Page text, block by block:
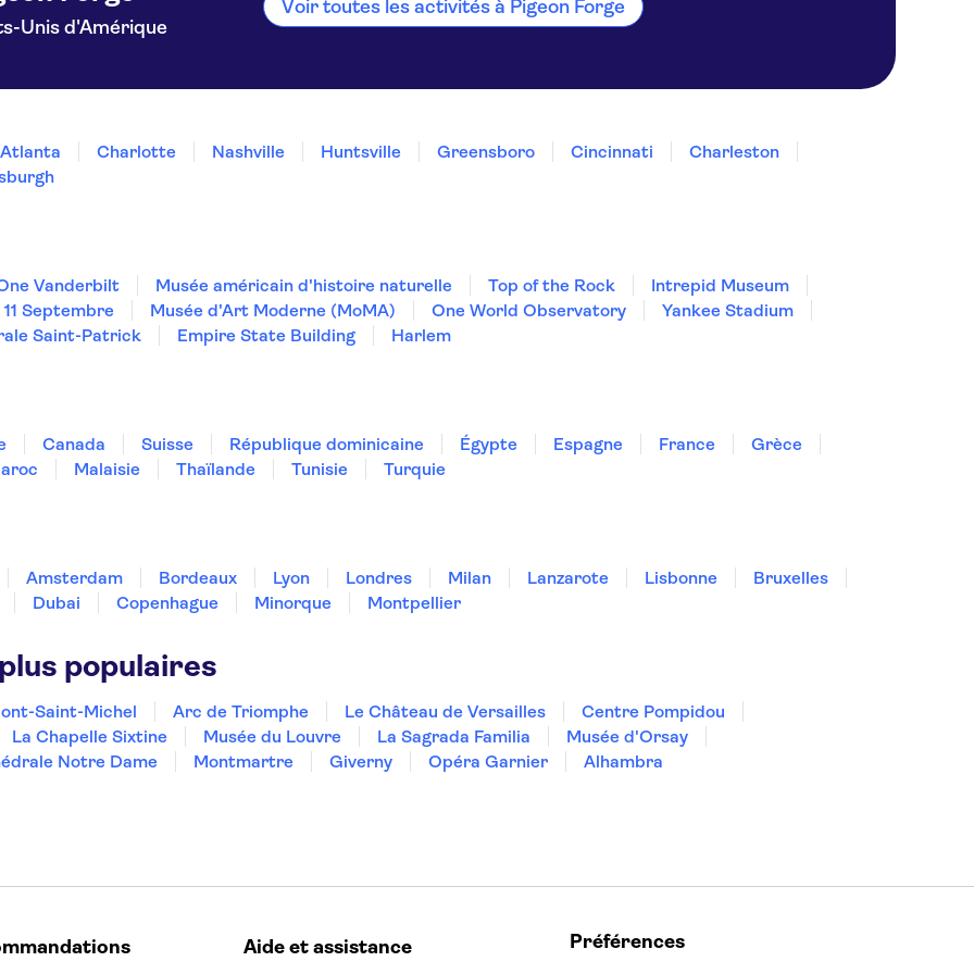
Unis d'Amérique
Voir toutes les activités à Pigeon Forge
Atlanta Charlotte Nashville Huntsville Greensboro Cincinnati
Charleston
Vanderbilt Musée américain d'histoire naturelle Top of the Rock
Intrepid Museum
Septembre
Musée d'Art Moderne (MoMA) One World Observatory
Yankee Stadium
Saint-Patrick
Empire State Building Harlem
Canada Suisse République dominicaine Égypte Espagne France
Grèce
Malaisie Thaïlande Tunisie Turquie
Amsterdam Bordeaux Lyon Londres Milan Lanzarote Lisbonne
Bruxelles
Dubai
Copenhague Minorque Montpellier
populaires
Saint-Michel Arc de Triomphe Le Château de Versailles
Centre Pompidou
La Chapelle Sixtine
Musée du Louvre La Sagrada Familia
Musée d'Orsay
Notre Dame
Montmartre Giverny Opéra Garnier Alhambra
Aide et assistance Préférences